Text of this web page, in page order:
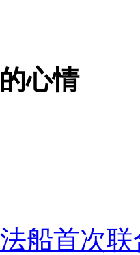
力深夜将其击毙
义
心情
船首次